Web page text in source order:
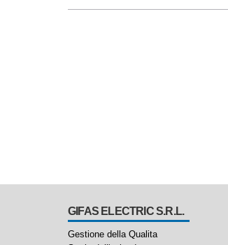
GIFAS ELECTRIC S.R.L.
Gestione della Qualita